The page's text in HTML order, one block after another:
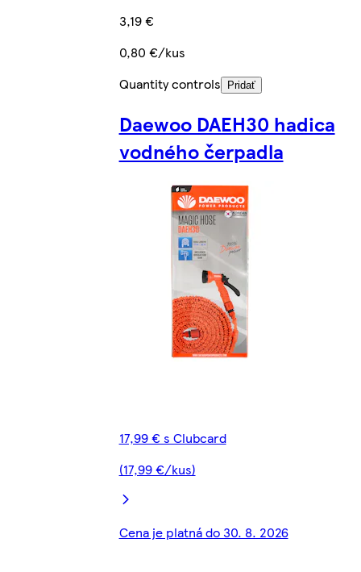
3,19 €
0,80 €/kus
Quantity controls
Pridať
Daewoo DAEH30 hadica
vodného čerpadla
17,99 € s Clubcard
(17,99 €/kus)
Cena je platná do 30. 8. 2026